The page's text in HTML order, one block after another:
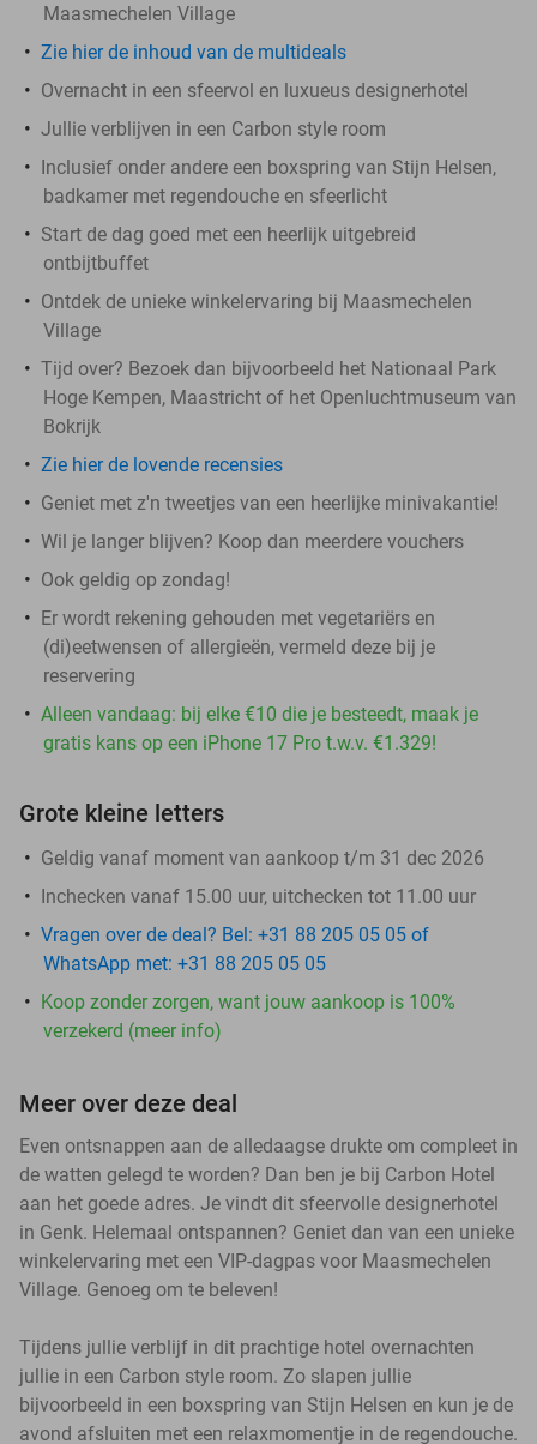
Maasmechelen Village
Zie hier de inhoud van de multideals
Overnacht in een sfeervol en luxueus designerhotel
Jullie verblijven in een Carbon style room
Inclusief onder andere een boxspring van Stijn Helsen,
badkamer met regendouche en sfeerlicht
Start de dag goed met een heerlijk uitgebreid
ontbijtbuffet
Ontdek de unieke winkelervaring bij Maasmechelen
Village
Tijd over? Bezoek dan bijvoorbeeld het Nationaal Park
Hoge Kempen, Maastricht of het Openluchtmuseum van
Bokrijk
Zie hier de lovende recensies
Geniet met z'n tweetjes van een heerlijke minivakantie!
Wil je langer blijven? Koop dan meerdere vouchers
Ook geldig op zondag!
Er wordt rekening gehouden met vegetariërs en
(di)eetwensen of allergieën, vermeld deze bij je
reservering
Alleen vandaag: bij elke €10 die je besteedt, maak je
gratis kans op een iPhone 17 Pro t.w.v. €1.329!
Grote kleine letters
Geldig vanaf moment van aankoop t/m 31 dec 2026
Inchecken vanaf 15.00 uur, uitchecken tot 11.00 uur
Vragen over de deal? Bel: +31 88 205 05 05 of
WhatsApp met: +31 88 205 05 05
Koop zonder zorgen, want jouw aankoop is 100%
verzekerd (meer info)
Meer over deze deal
Even ontsnappen aan de alledaagse drukte om compleet in
de watten gelegd te worden? Dan ben je bij Carbon Hotel
aan het goede adres. Je vindt dit sfeervolle designerhotel
in Genk. Helemaal ontspannen? Geniet dan van een unieke
winkelervaring met een VIP-dagpas voor Maasmechelen
Village. Genoeg om te beleven!
Tijdens jullie verblijf in dit prachtige hotel overnachten
jullie in een Carbon style room. Zo slapen jullie
bijvoorbeeld in een boxspring van Stijn Helsen en kun je de
avond afsluiten met een relaxmomentje in de regendouche.